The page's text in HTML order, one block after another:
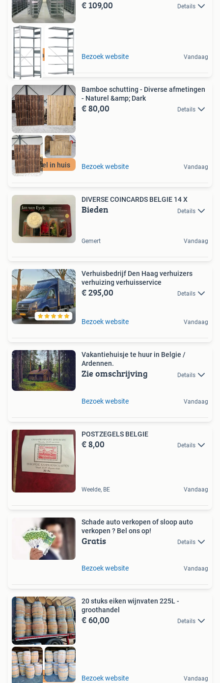
Offerte aanvragen
€ 109,00 Details
Bezoek website Vandaag
Extra snel in huis
Bamboe schutting - Diverse afmetingen
- Naturel &amp; Dark
€ 80,00 Details
Bezoek website Vandaag
DIVERSE COINCARDS BELGIE 14 X
Bieden Details
Gemert Vandaag
Verhuisbedrijf Den Haag verhuizers
verhuizing verhuisservice
€ 295,00 Details
Bezoek website Vandaag
Vakantiehuisje te huur in Belgie /
Ardennen.
Zie omschrijving Details
Bezoek website Vandaag
POSTZEGELS BELGIE
€ 8,00 Details
Weelde, BE Vandaag
Schade auto verkopen of sloop auto
verkopen ? Bel ons op!
Gratis Details
Bezoek website Vandaag
Groothandel
20 stuks eiken wijnvaten 225L -
groothandel
€ 60,00 Details
Bezoek website Vandaag